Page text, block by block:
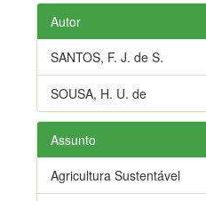
Autor
SANTOS, F. J. de S.
SOUSA, H. U. de
Assunto
Agricultura Sustentável